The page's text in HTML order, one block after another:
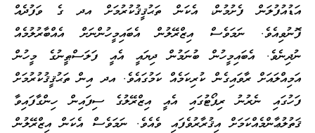
އަޑުއުފުލަން ފެށުމުން، އެކަން ތަޙުޤީޤުކުރުމަށް އދ ގެ ވަފުދެއް
ފޮނުވިއެވެ. ނަމަވެސް އިޒްރޭލުން އެބައިމީހުންނަށް އެއްބާރުލުމެއް
ނުދިނެވެ. އެބައިމީހުން ބުނަމުން ދިޔައީ އެއީ ފަލަސްޠީނުގެ މީހުން
އަމިއްލައަށް ރާވައިގެން ކުރިކަމެއް ކަމުގައެވެ. އދ އިން ތަޙުޤީޤުކުރުމަށް
ފަހުގައި ނެރުނު ރިޕޯޓުގައި އެއީ އިޒްރޭލުގެ ސިފައިން ހިންގާފައިވާ
ޤަތުލުޢާންމެއްކަމަށް އިޤުރާރުވެފައި ވެއެވެ. ނަމަވެސް އެކަން އިޒްރޭލުން